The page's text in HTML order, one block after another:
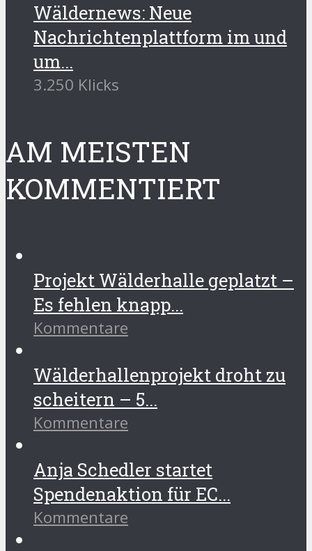
Wäldernews: Neue
Nachrichtenplattform im und
um...
3.250 Klicks
AM MEISTEN
KOMMENTIERT
Projekt Wälderhalle geplatzt –
Es fehlen knapp...
Kommentare
Wälderhallenprojekt droht zu
scheitern – 5...
Kommentare
Anja Schedler startet
Spendenaktion für EC...
Kommentare